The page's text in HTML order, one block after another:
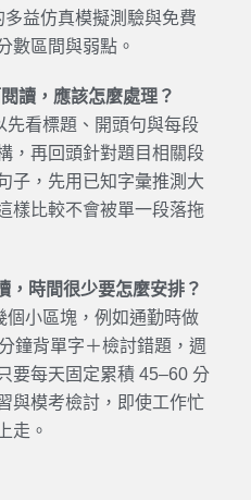
益仿真模擬測驗與免費
數區間與弱點。
讀，應該怎麼處理？
看標題、開頭句與每段
，再回頭針對題目相關段
子，先用已知字彙推測大
樣比較不會被單一段落拖
，時間很少要怎麼安排？
小區塊，例如通勤時做
鐘背單字＋檢討錯題，週
要每天固定累積 45–60 分
與模考檢討，即使工作忙
走。